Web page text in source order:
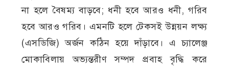
না হলে বৈষম্য বাড়বে; ধনী হবে আরও ধনী, গরিব
হবে আরও গরিব। এমনটি হলে টেকসই উন্নয়ন লক্ষ্য
(এসডিজি) অর্জন কঠিন হয়ে দাঁড়াবে। এ চ্যালেঞ্জ
মোকাবিলায় অভ্যন্তরীণ সম্পদ প্রবাহ বৃদ্ধি করে